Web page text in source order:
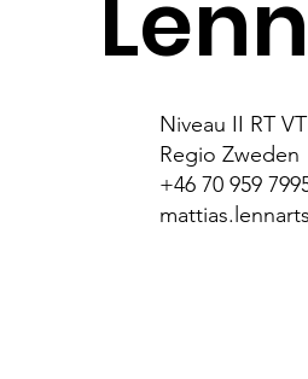
Niveau II RT
Regio Zweden
+46 70 959